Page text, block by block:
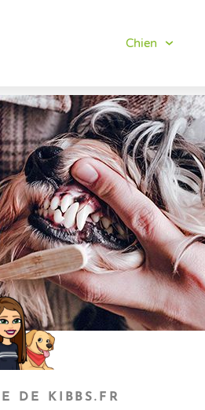
Chien
DE KIBBS.FR